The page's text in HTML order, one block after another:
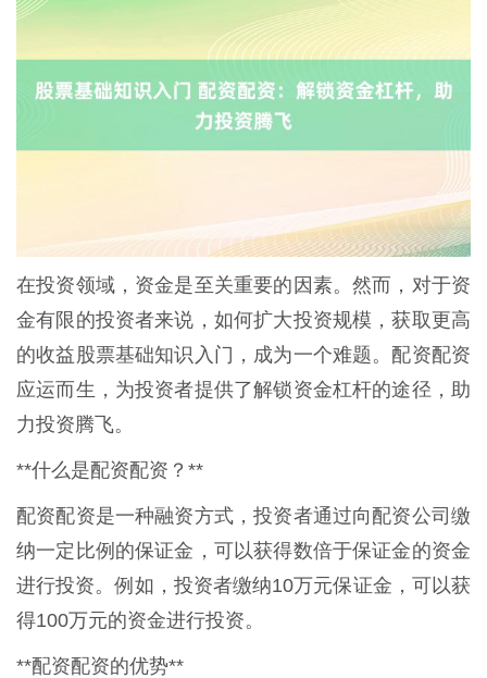
在投资领域，资金是至关重要的因素。然而，对于资
金有限的投资者来说，如何扩大投资规模，获取更高
的收益股票基础知识入门，成为一个难题。配资配资
应运而生，为投资者提供了解锁资金杠杆的途径，助
力投资腾飞。
**什么是配资配资？**
配资配资是一种融资方式，投资者通过向配资公司缴
纳一定比例的保证金，可以获得数倍于保证金的资金
进行投资。例如，投资者缴纳10万元保证金，可以获
得100万元的资金进行投资。
**配资配资的优势**